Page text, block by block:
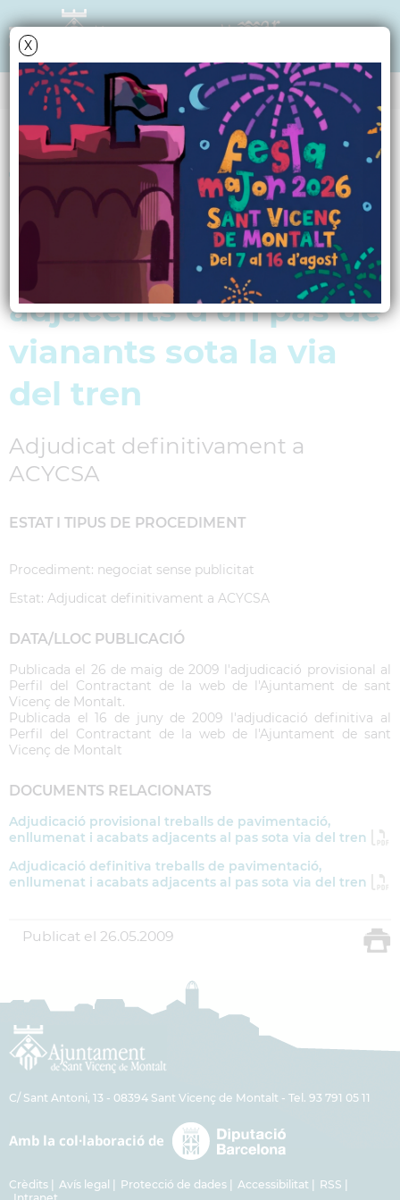
X
Data i hora oficial: 09-08-2026 05:37:58
PERFIL DE CONTRACTANT
Treballs de
pavimentació,
enllumenat i acabats
adjacents d'un pas de
vianants sota la via
del tren
Adjudicat definitivament a
ACYCSA
ESTAT I TIPUS DE PROCEDIMENT
Procediment: negociat sense publicitat
Estat: Adjudicat definitivament a ACYCSA
DATA/LLOC PUBLICACIÓ
Publicada el 26 de maig de 2009 l'adjudicació provisional al
Perfil del Contractant de la web de l'Ajuntament de sant
Vicenç de Montalt.
Publicada el 16 de juny de 2009 l'adjudicació definitiva al
Perfil del Contractant de la web de l'Ajuntament de sant
Vicenç de Montalt
DOCUMENTS RELACIONATS
Adjudicació provisional treballs de pavimentació,
enllumenat i acabats adjacents al pas sota via del tren
Adjudicació definitiva treballs de pavimentació,
enllumenat i acabats adjacents al pas sota via del tren
Publicat el 26.05.2009
C/ Sant Antoni, 13 - 08394 Sant Vicenç de Montalt - Tel. 93 791 05 11
Crèdits Avís legal Protecció de dades Accessibilitat
RSS